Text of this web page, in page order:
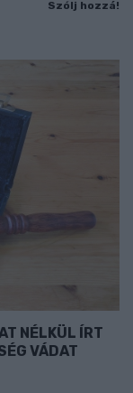
Szólj hozzá!
NÉLKÜL ÍRT
VÁDAT